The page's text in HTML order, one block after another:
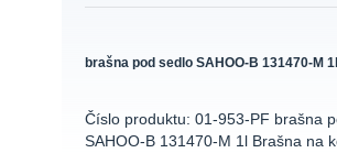
brašna pod sedlo SAHOO-B 131470-M 1l
Číslo produktu: 01-953-PF brašna
SAHOO-B 131470-M 1l Brašna na